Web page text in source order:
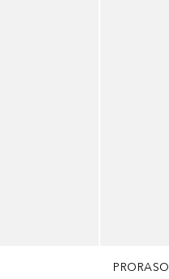
PRORASO